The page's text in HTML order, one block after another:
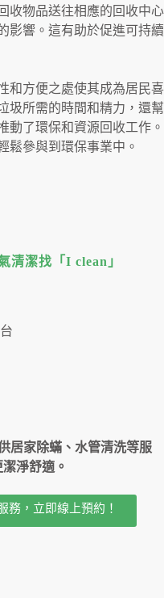
收物品送往相應的回收中心
影響。這有助於促進可持續
和方便之處使其成為居民喜
圾所需的時間和精力，還幫
動了環保和資源回收工作。
鬆參與到環保事業中。
清潔找「I clean」
居家除蟎、水管清洗等服
淨舒適。
務，立即線上預約！